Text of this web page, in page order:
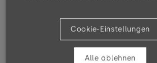
Cookie-Einstellungen
Alle ablehnen